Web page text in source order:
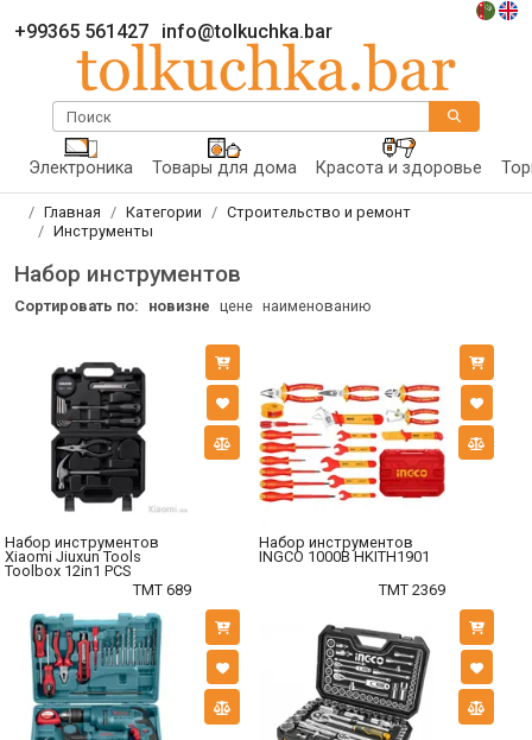
+99365 561427 info@tolkuchka.bar
Поиск
Электроника Товары для дома Красота и здоровье
Главная Категории
Строительство и ремонт
Инструменты
Набор инструментов
Сортировать по: новизне цене наименованию
Набор инструментов
Xiaomi Jiuxun Tools
Toolbox 12in1 PCS
TMT 689
Набор инструментов
INGCO 1000В HKITH1901
TMT 2369